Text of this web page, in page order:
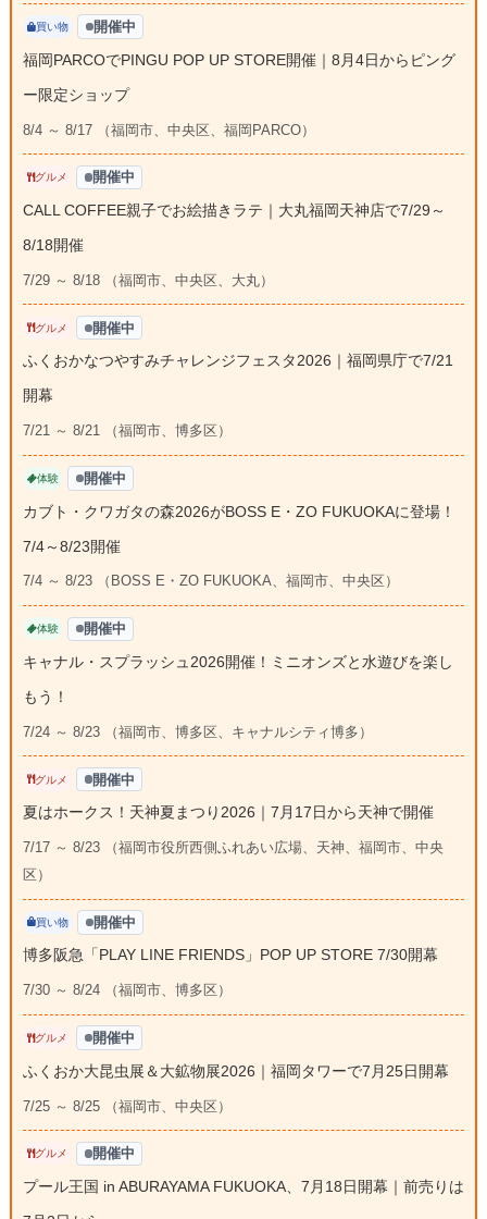
買い物 開催中
福岡PARCOでPINGU POP UP STORE開催｜8月4日からピング
ー限定ショップ
8/4 ～ 8/17 （福岡市、中央区、福岡PARCO）
グルメ 開催中
CALL COFFEE親子でお絵描きラテ｜大丸福岡天神店で7/29～
8/18開催
7/29 ～ 8/18 （福岡市、中央区、大丸）
グルメ 開催中
ふくおかなつやすみチャレンジフェスタ2026｜福岡県庁で7/21
開幕
7/21 ～ 8/21 （福岡市、博多区）
体験 開催中
カブト・クワガタの森2026がBOSS E・ZO FUKUOKAに登場！
7/4～8/23開催
7/4 ～ 8/23 （BOSS E・ZO FUKUOKA、福岡市、中央区）
体験 開催中
キャナル・スプラッシュ2026開催！ミニオンズと水遊びを楽し
もう！
7/24 ～ 8/23 （福岡市、博多区、キャナルシティ博多）
グルメ 開催中
夏はホークス！天神夏まつり2026｜7月17日から天神で開催
7/17 ～ 8/23 （福岡市役所西側ふれあい広場、天神、福岡市、中央
区）
買い物 開催中
博多阪急「PLAY LINE FRIENDS」POP UP STORE 7/30開幕
7/30 ～ 8/24 （福岡市、博多区）
グルメ 開催中
ふくおか大昆虫展＆大鉱物展2026｜福岡タワーで7月25日開幕
7/25 ～ 8/25 （福岡市、中央区）
グルメ 開催中
プール王国 in ABURAYAMA FUKUOKA、7月18日開幕｜前売りは